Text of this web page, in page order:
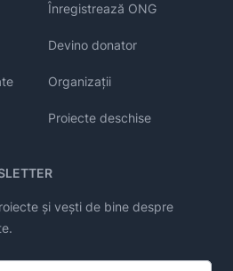
Înregistrează ONG
Devino donator
Organizații
Proiecte deschise
și vești de bine despre